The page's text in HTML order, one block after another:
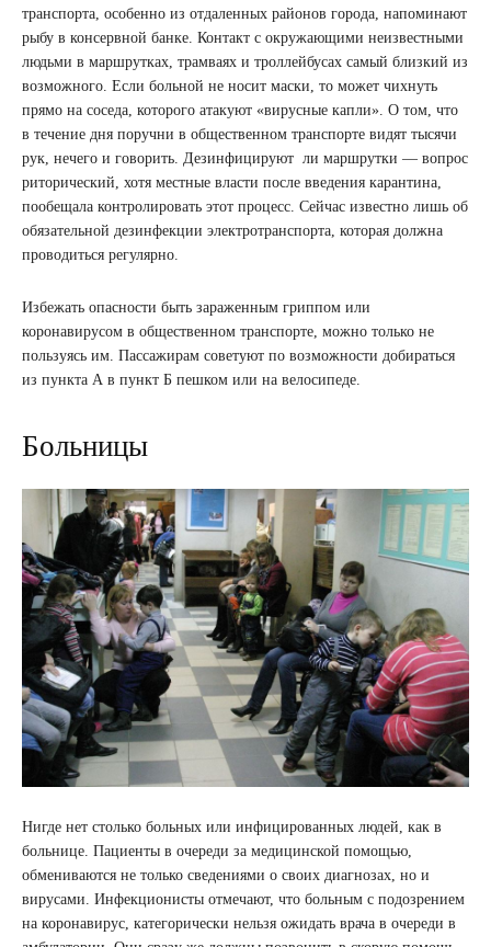
транспорта, особенно из отдаленных районов города, напоминают
рыбу в консервной банке. Контакт с окружающими неизвестными
людьми в маршрутках, трамваях и троллейбусах самый близкий из
возможного. Если больной не носит маски, то может чихнуть
прямо на соседа, которого атакуют «вирусные капли». О том, что
в течение дня поручни в общественном транспорте видят тысячи
рук, нечего и говорить. Дезинфицируют ли маршрутки — вопрос
риторический, хотя местные власти после введения карантина,
пообещала контролировать этот процесс. Сейчас известно лишь об
обязательной дезинфекции электротранспорта, которая должна
проводиться регулярно.
Избежать опасности быть зараженным гриппом или
коронавирусом в общественном транспорте, можно только не
пользуясь им. Пассажирам советуют по возможности добираться
из пункта А в пункт Б пешком или на велосипеде.
Больницы
Нигде нет столько больных или инфицированных людей, как в
больнице. Пациенты в очереди за медицинской помощью,
обмениваются не только сведениями о своих диагнозах, но и
вирусами. Инфекционисты отмечают, что больным с подозрением
на коронавирус, категорически нельзя ожидать врача в очереди в